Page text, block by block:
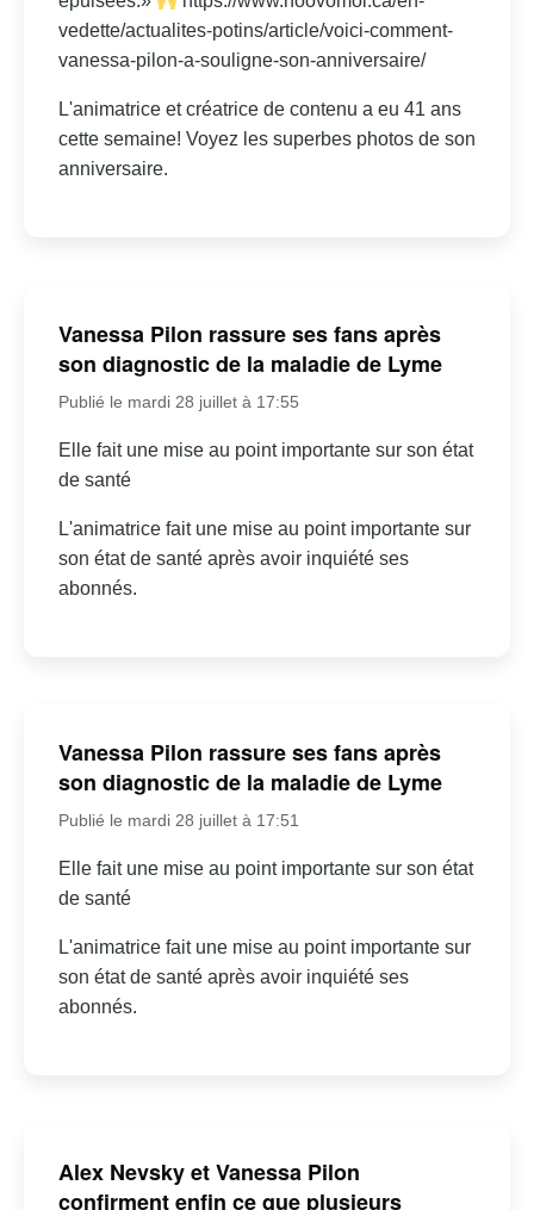
vedette/actualites-potins/article/voici-comment-
vanessa-pilon-a-souligne-son-anniversaire/
L'animatrice et créatrice de contenu a eu 41 ans
cette semaine! Voyez les superbes photos de son
anniversaire.
Vanessa Pilon rassure ses fans après
son diagnostic de la maladie de Lyme
Publié le mardi 28 juillet à 17:55
Elle fait une mise au point importante sur son état
de santé
L'animatrice fait une mise au point importante sur
son état de santé après avoir inquiété ses
abonnés.
Vanessa Pilon rassure ses fans après
son diagnostic de la maladie de Lyme
Publié le mardi 28 juillet à 17:51
Elle fait une mise au point importante sur son état
de santé
L'animatrice fait une mise au point importante sur
son état de santé après avoir inquiété ses
abonnés.
Alex Nevsky et Vanessa Pilon
confirment enfin ce que plusieurs